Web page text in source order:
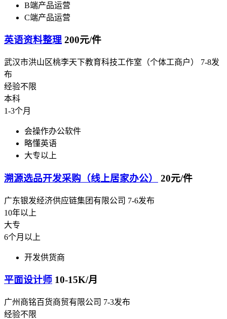
B端产品运营
C端产品运营
英语资料整理 200元/件
武汉市洪山区桃李天下教育科技工作室（个体工商户）
7-8发
布
经验不限
本科
1-3个月
会操作办公软件
略懂英语
大专以上
溯源选品开发采购（线上居家办公） 20元/件
广东银发经济供应链集团有限公司 7-6发布
10年以上
大专
6个月以上
开发供货商
平面设计师 10-15K/月
广州商铭百货商贸有限公司 7-3发布
经验不限